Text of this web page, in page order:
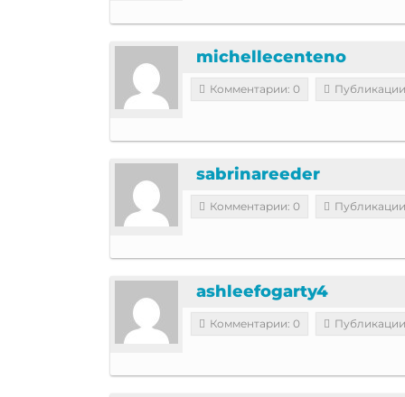
michellecenteno
Комментарии: 0
sabrinareeder
Комментарии: 0
ashleefogarty4
Комментарии: 0